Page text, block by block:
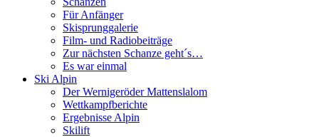
Für Anfänger
Skisprunggalerie
Film- und Radiobeiträge
Zur nächsten Schanze geht´s…
Es war einmal
Ski Alpin
Der Wernigeröder Mattenslalom
Wettkampfberichte
Ergebnisse Alpin
Skilift